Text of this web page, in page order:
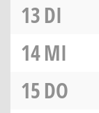
13DI
14MI
15DO